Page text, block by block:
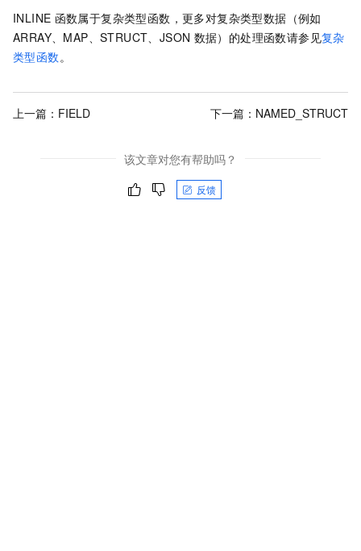
INLINE 函数属于复杂类型函数， 更多对复杂类型数据（例如
ARRAY、MAP、STRUCT、JSON 数据）的处理函数请参见复杂
类型函数 。
上一篇： FIELD 下一篇： NAMED_STRUCT
该文章对您有帮助吗？
反馈